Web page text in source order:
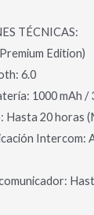
TÉCNICAS:
Edition)
6.0
1000 mAh /
Hasta 20 horas
Intercom: